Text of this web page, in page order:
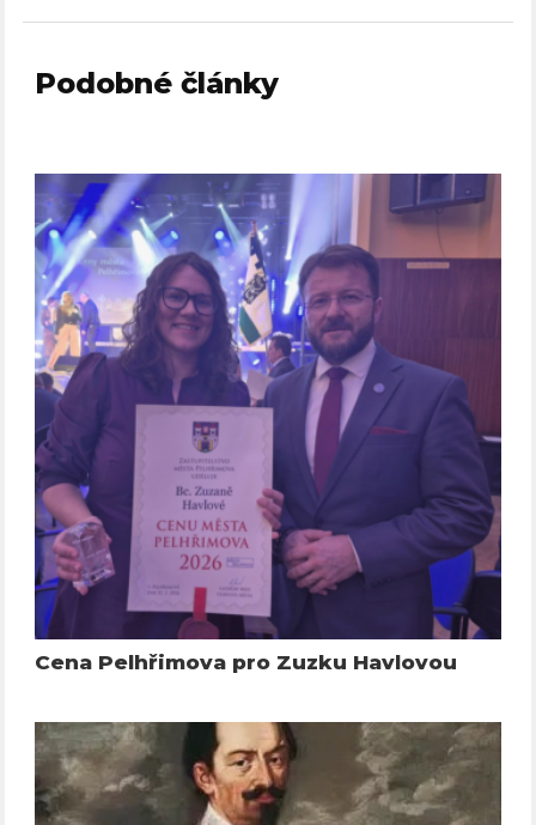
Podobné články
Cena Pelhřimova pro Zuzku Havlovou